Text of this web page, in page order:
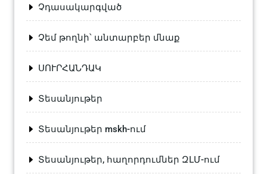
Չդասակարգված
Չեմ թողնի՝ անտարբեր մնաք
ՍՈՒՐՀԱՆԴԱԿ
Տեսանյութեր
Տեսանյութեր mskh-ում
Տեսանյութեր, հաղորդումներ ԶԼՄ-ում